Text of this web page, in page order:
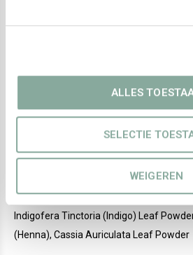
ALLES
SELECTIE
WEIGEREN
• Niet geschikt om afzonderlijk te
• Zorgt voor een subtiele neutralisatie
kleurnuances.
• Geschikt voor professioneel gebruik
plantenkleuringssysteem.
Indigofera Tinctoria (Indigo) Leaf
(Henna), Cassia Auriculata Leaf Powder